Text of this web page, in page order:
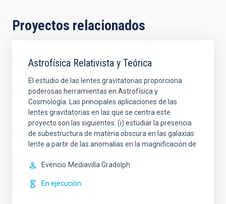
Proyectos relacionados
Astrofísica Relativista y Teórica
El estudio de las lentes gravitatorias proporciona
poderosas herramientas en Astrofísica y
Cosmología. Las principales aplicaciones de las
lentes gravitatorias en las que se centra este
proyecto son las siguientes: (i) estudiar la presencia
de subestructura de materia obscura en las galaxias
lente a partir de las anomalías en la magnificación de
Evencio Mediavilla Gradolph
En ejecución